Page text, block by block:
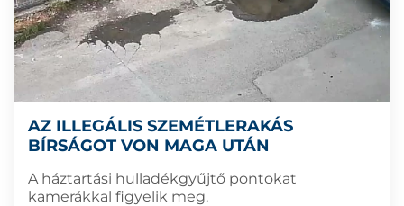
AZ ILLEGÁLIS SZEMÉTLERAKÁS
BÍRSÁGOT VON MAGA UTÁN
A háztartási hulladékgyűjtő pontokat
kamerákkal figyelik meg.